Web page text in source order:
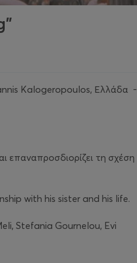
Kalogeropoulos, Ελλάδα -
επαναπροσδιορίζει τη σχέση
with his sister and his life.
Stefania Gournelou, Evi